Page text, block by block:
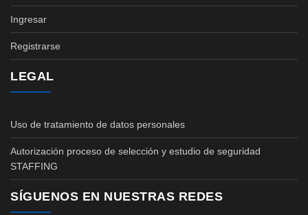
Ingresar
Registrarse
LEGAL
Uso de tratamiento de datos personales
Autorización proceso de selección y estudio de seguridad
STAFFING
SÍGUENOS EN NUESTRAS REDES